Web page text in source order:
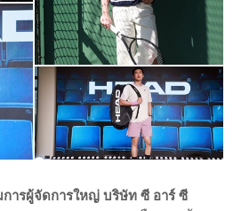
การผู้จัดการใหญ่ บริษัท ซี อาร์ ซี